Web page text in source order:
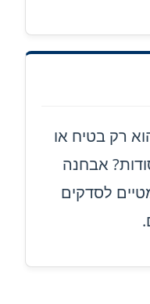
רק בטיח או
אבחנה
לסדקים